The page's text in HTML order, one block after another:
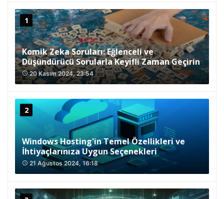
Komik Zeka Soruları: Eğlenceli ve
Düşündürücü Sorularla Keyifli Zaman Geçirin
access_time20 Kasım 2024, 23:54
Windows Hosting'in Temel Özellikleri ve
İhtiyaçlarınıza Uygun Seçenekleri
access_time 21 Ağustos 2024, 16:18